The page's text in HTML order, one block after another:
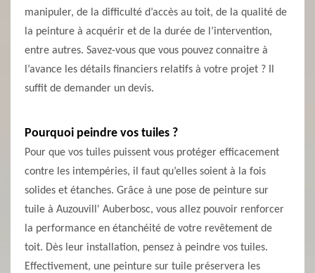
manipuler, de la difficulté d’accès au toit, de la qualité de
la peinture à acquérir et de la durée de l’intervention,
entre autres. Savez-vous que vous pouvez connaitre à
l’avance les détails financiers relatifs à votre projet ? Il
suffit de demander un devis.
Pourquoi peindre vos tuiles ?
Pour que vos tuiles puissent vous protéger efficacement
contre les intempéries, il faut qu’elles soient à la fois
solides et étanches. Grâce à une pose de peinture sur
tuile à Auzouvill' Auberbosc, vous allez pouvoir renforcer
la performance en étanchéité de votre revêtement de
toit. Dès leur installation, pensez à peindre vos tuiles.
Effectivement, une peinture sur tuile préservera les